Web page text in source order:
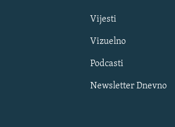
Vijesti
Vizuelno
Podcasti
Newsletter Dnevno